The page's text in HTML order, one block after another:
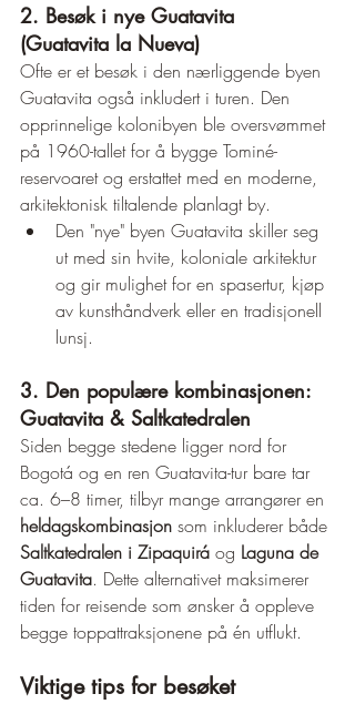
2. Besøk i nye Guatavita
(Guatavita la Nueva)
Ofte er et besøk i den nærliggende byen
Guatavita også inkludert i turen. Den
opprinnelige kolonibyen ble oversvømmet
på 1960-tallet for å bygge Tominé-
reservoaret og erstattet med en moderne,
arkitektonisk tiltalende planlagt by.
Den "nye" byen Guatavita skiller seg
ut med sin hvite, koloniale arkitektur
og gir mulighet for en spasertur, kjøp
av kunsthåndverk eller en tradisjonell
lunsj.
3. Den populære kombinasjonen:
Guatavita & Saltkatedralen
Siden begge stedene ligger nord for
Bogotá og en ren Guatavita-tur bare tar
ca. 6–8 timer, tilbyr mange arrangører en
heldagskombinasjon som inkluderer både
Saltkatedralen i Zipaquirá og Laguna de
Guatavita. Dette alternativet maksimerer
tiden for reisende som ønsker å oppleve
begge toppattraksjonene på én utflukt.
Viktige tips for besøket